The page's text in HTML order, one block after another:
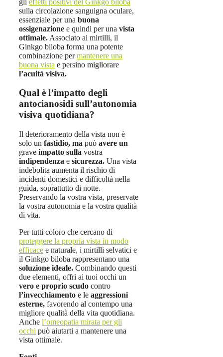
sulla circolazione sanguigna oculare,
essenziale per una buona
ossigenazione e quindi per una vista
ottimale. Associato ai mirtilli, il
Ginkgo biloba forma una potente
combinazione permantenere una
buona vista e persino migliorare
l’acuità visiva.
Qual è l’impatto degli
antocianosidi sull’autonomia
visiva quotidiana?
Il deterioramento della vista non è
solo un fastidio, ma può avere un
grave impatto sulla vostra
indipendenza e sicurezza. Una vista
indebolita aumenta il rischio di
incidenti domestici e difficoltà nella
guida, soprattutto di notte.
Preservando la vostra vista, preservate
la vostra autonomia e la vostra qualità
di vita.
Per tutti coloro che cercano di
proteggere la propria vista in modo
efficace e naturale, i mirtilli selvatici e
il Ginkgo biloba rappresentano una
soluzione ideale. Combinando questi
due elementi, offri ai tuoi occhi un
vero e proprio scudo contro
l’invecchiamento e le aggressioni
esterne, favorendo al contempo una
migliore qualità della vita quotidiana.
Anche l’omeopatia mirata per gli
occhi può aiutarti a mantenere una
vista ottimale.